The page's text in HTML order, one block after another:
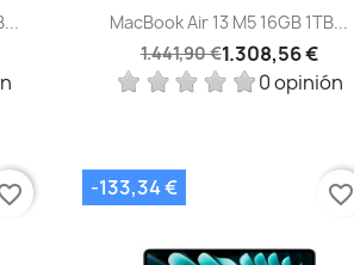
 Vista rápida
MacBook Air 13 M5 16GB 1TB...
1.441,90 €1.308,56 €
0 opinión
-133,34 € favorite_border